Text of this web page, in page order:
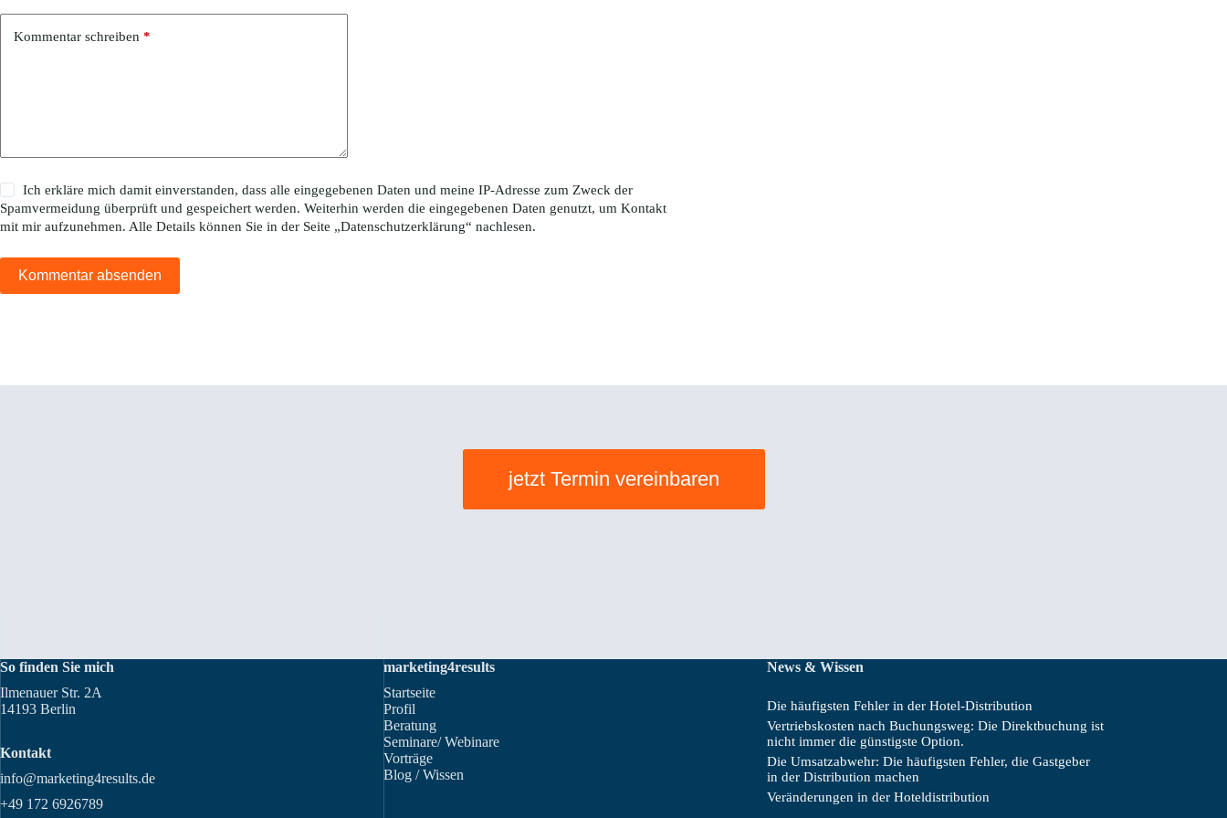
Kommentar schreiben *
Ich erkläre mich damit einverstanden, dass alle eingegebenen Daten und meine IP-Adresse zum Zweck der
Spamvermeidung überprüft und gespeichert werden. Weiterhin werden die eingegebenen Daten genutzt, um Kontakt
mit mir aufzunehmen. Alle Details können Sie in der Seite „Datenschutzerklärung“ nachlesen.
Kommentar absenden
jetzt Termin vereinbaren
So finden Sie mich
Ilmenauer Str. 2A
14193 Berlin
Kontakt
info@marketing4results.de
+49 172 6926789
marketing4results
Startseite
Profil
Beratung
Seminare/ Webinare
Vorträge
Blog / Wissen
News & Wissen
Die häufigsten Fehler in der Hotel-Distribution
Vertriebskosten nach Buchungsweg: Die Direktbuchung ist
nicht immer die günstigste Option.
Die Umsatzabwehr: Die häufigsten Fehler, die Gastgeber
in der Distribution machen
Veränderungen in der Hoteldistribution